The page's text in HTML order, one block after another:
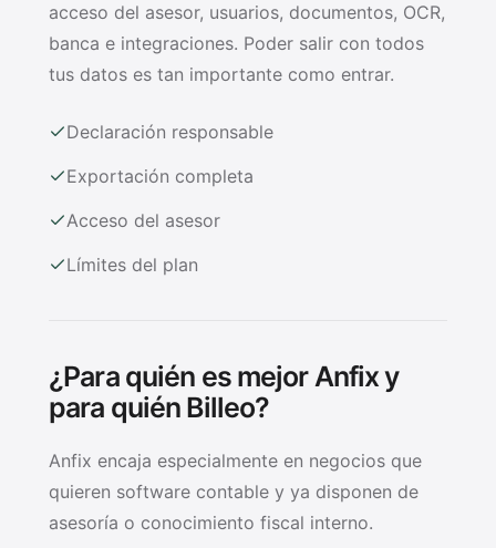
acceso del asesor, usuarios, documentos, OCR,
banca e integraciones. Poder salir con todos
tus datos es tan importante como entrar.
Declaración responsable
Exportación completa
Acceso del asesor
Límites del plan
¿Para quién es mejor Anfix y
para quién Billeo?
Anfix encaja especialmente en negocios que
quieren software contable y ya disponen de
asesoría o conocimiento fiscal interno.